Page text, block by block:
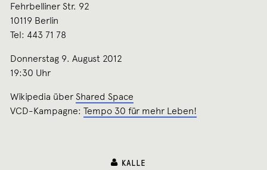
Fehrbelliner Str. 92
10119 Berlin
Tel: 443 71 78
Donnerstag 9. August 2012
19:30 Uhr
Wikipedia über Shared Space
VCD-Kampagne: Tempo 30 für mehr Leben!
KALLE